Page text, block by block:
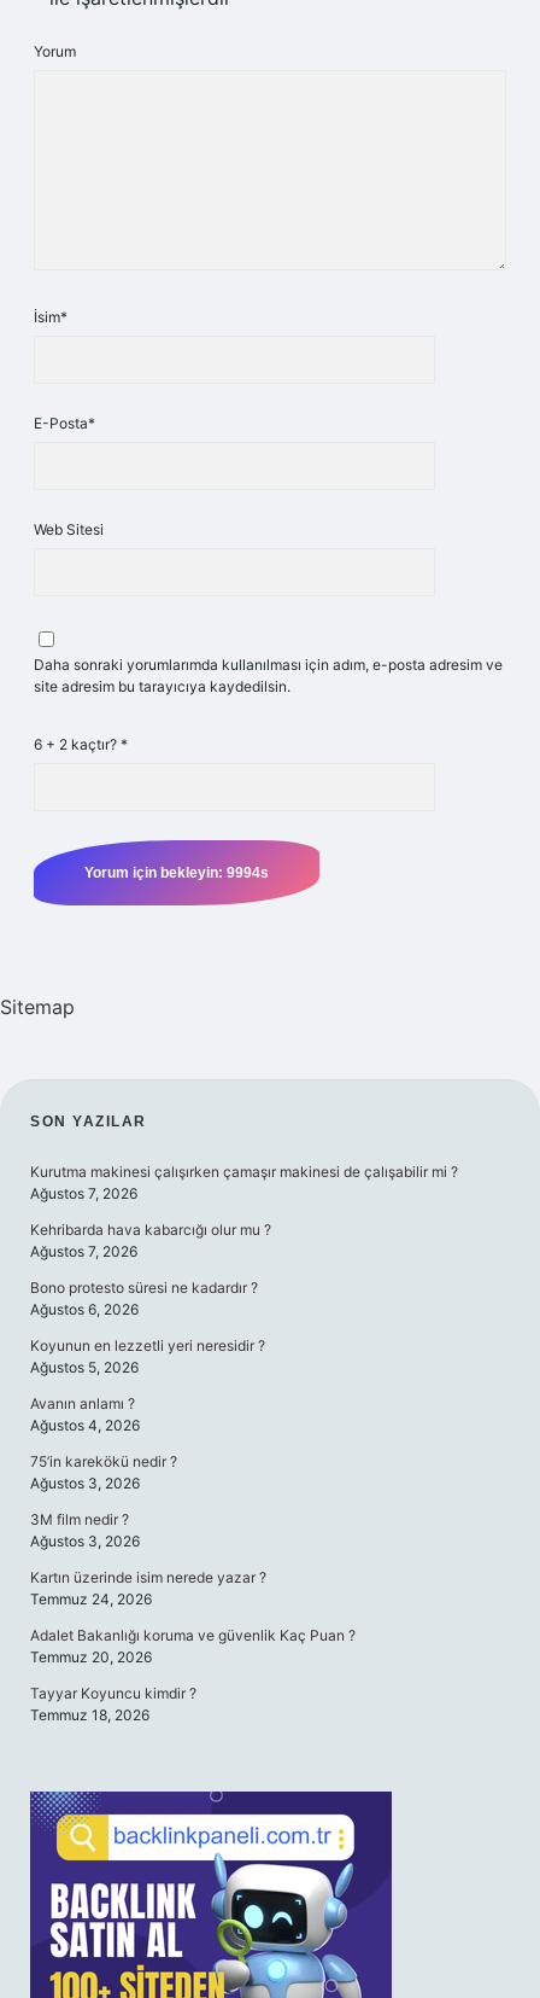
Yorum
İsim*
E-Posta*
Web Sitesi
Daha sonraki yorumlarımda kullanılması için adım, e-posta adresim ve
site adresim bu tarayıcıya kaydedilsin.
6 + 2 kaçtır? *
Sitemap
SIDEBAR
SON YAZILAR
Kurutma makinesi çalışırken çamaşır makinesi de çalışabilir mi ?
Ağustos 7, 2026
Kehribarda hava kabarcığı olur mu ?
Ağustos 7, 2026
Bono protesto süresi ne kadardır ?
Ağustos 6, 2026
Koyunun en lezzetli yeri neresidir ?
Ağustos 5, 2026
Avanın anlamı ?
Ağustos 4, 2026
75’in karekökü nedir ?
Ağustos 3, 2026
3M film nedir ?
Ağustos 3, 2026
Kartın üzerinde isim nerede yazar ?
Temmuz 24, 2026
Adalet Bakanlığı koruma ve güvenlik Kaç Puan ?
Temmuz 20, 2026
Tayyar Koyuncu kimdir ?
Temmuz 18, 2026